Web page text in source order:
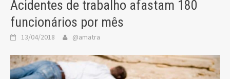
Acidentes de trabalho afastam 180
funcionários por mês
13/04/2018 @amatra